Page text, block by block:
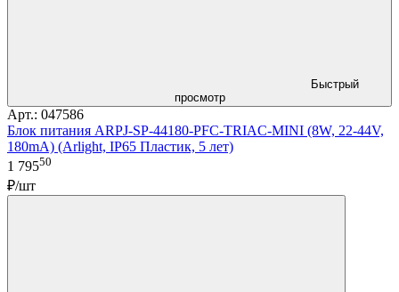
Быстрый
просмотр
Арт.: 047586
Блок питания ARPJ-SP-44180-PFC-TRIAC-MINI (8W, 22-44V,
180mA) (Arlight, IP65 Пластик, 5 лет)
1 79550
₽/шт